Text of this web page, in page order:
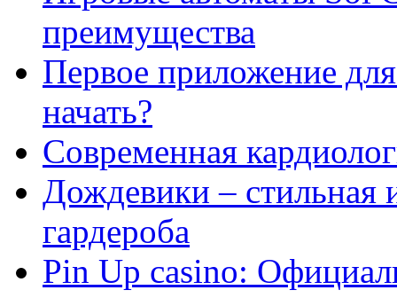
преимущества
Первое приложение
начать?
Современная
Дождевики – стильная
гардероба
Pin Up casino: